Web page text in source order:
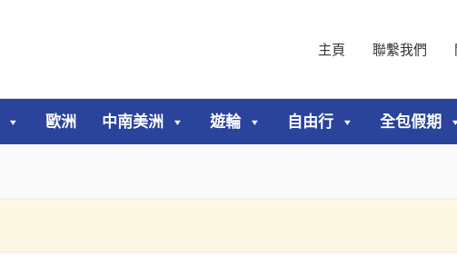
主頁 聯繫我們
歐洲 中南美洲 遊輪 自由行 全包假期